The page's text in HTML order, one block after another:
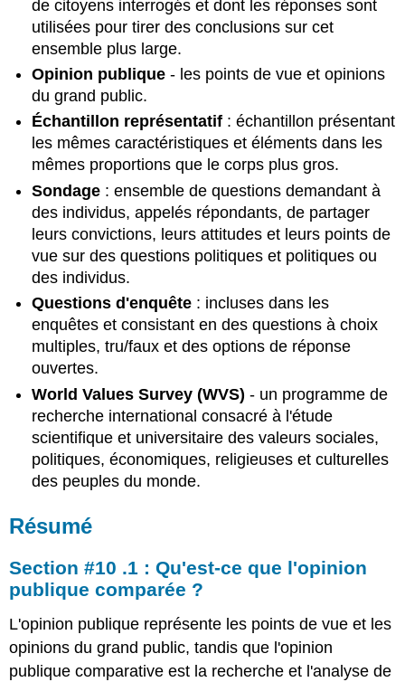
ou
chapitres
de
de citoyens interrogés et dont les réponses sont
utilisées pour tirer des conclusions sur cet
ensemble plus large.
Opinion publique - les points de vue et opinions
du grand public.
Échantillon représentatif : échantillon présentant
les mêmes caractéristiques et éléments dans les
mêmes proportions que le corps plus gros.
Sondage : ensemble de questions demandant à
des individus, appelés répondants, de partager
leurs convictions, leurs attitudes et leurs points de
vue sur des questions politiques et politiques ou
des individus.
Questions d'enquête : incluses dans les
enquêtes et consistant en des questions à choix
multiples, tru/faux et des options de réponse
ouvertes.
World Values Survey (WVS) - un programme de
recherche international consacré à l'étude
scientifique et universitaire des valeurs sociales,
politiques, économiques, religieuses et culturelles
des peuples du monde.
Résumé
Section #10 .1 : Qu'est-ce que l'opinion
publique comparée ?
L'opinion publique représente les points de vue et les
opinions du grand public, tandis que l'opinion
publique comparative est la recherche et l'analyse de